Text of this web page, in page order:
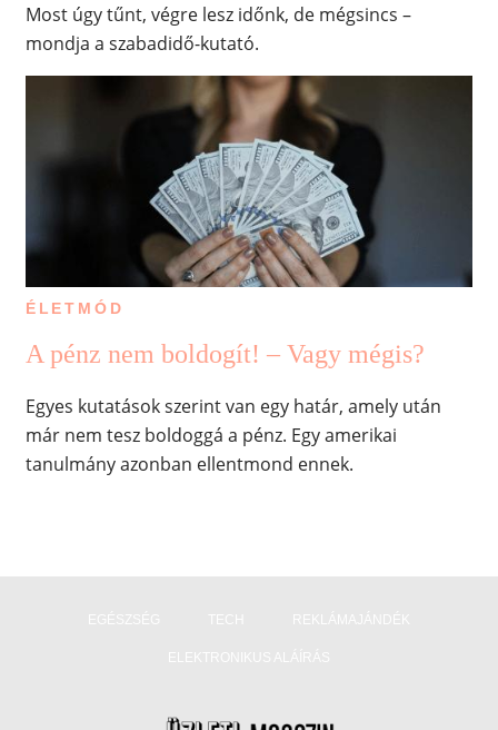
Most úgy tűnt, végre lesz időnk, de mégsincs –
mondja a szabadidő-kutató.
ÉLETMÓD
A pénz nem boldogít! – Vagy mégis?
Egyes kutatások szerint van egy határ, amely után
már nem tesz boldoggá a pénz. Egy amerikai
tanulmány azonban ellentmond ennek.